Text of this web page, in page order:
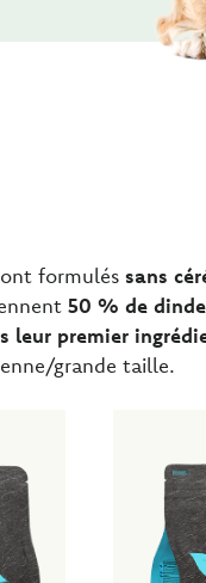
formulés sans
50 % de
leur premier
grande taille.